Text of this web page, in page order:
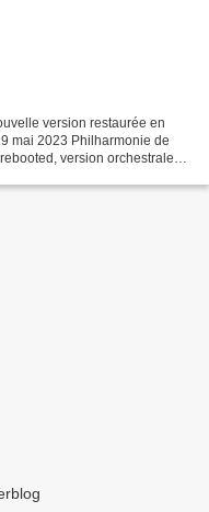
version restaurée en
mai 2023 Philharmonie de
version orchestrale